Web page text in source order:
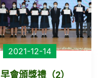
2021-12-14
早會頒獎禮（2）